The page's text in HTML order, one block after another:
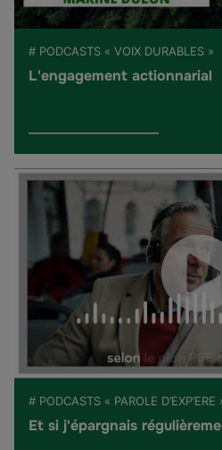
# PODCASTS « VOIX DURABLES »
L'engagement actionnarial
# PODCASTS « PAROLE D’EXP’ERE
Et si j'épargnais